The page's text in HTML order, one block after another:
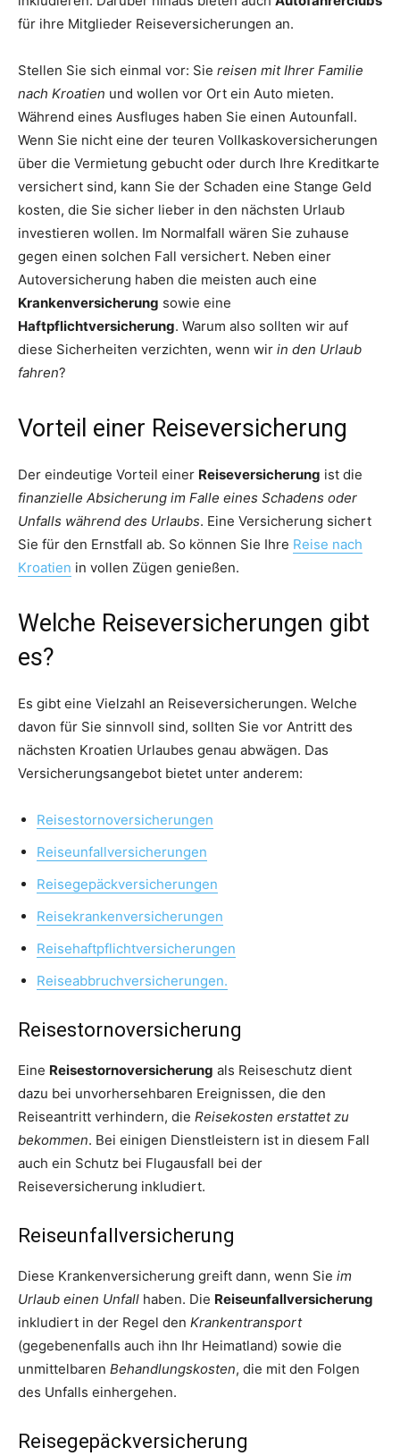
für ihre Mitglieder Reiseversicherungen an.
Stellen Sie sich einmal vor: Sie reisen mit Ihrer Familie
nach Kroatien und wollen vor Ort ein Auto mieten.
Während eines Ausfluges haben Sie einen Autounfall.
Wenn Sie nicht eine der teuren Vollkaskoversicherungen
über die Vermietung gebucht oder durch Ihre Kreditkarte
versichert sind, kann Sie der Schaden eine Stange Geld
kosten, die Sie sicher lieber in den nächsten Urlaub
investieren wollen. Im Normalfall wären Sie zuhause
gegen einen solchen Fall versichert. Neben einer
Autoversicherung haben die meisten auch eine
Krankenversicherung sowie eine
Haftpflichtversicherung. Warum also sollten wir auf
diese Sicherheiten verzichten, wenn wir in den Urlaub
fahren?
Vorteil einer Reiseversicherung
Der eindeutige Vorteil einer Reiseversicherung ist die
finanzielle Absicherung im Falle eines Schadens oder
Unfalls während des Urlaubs. Eine Versicherung sichert
Sie für den Ernstfall ab. So können Sie Ihre Reise nach
Kroatien in vollen Zügen genießen.
Welche Reiseversicherungen gibt
es?
Es gibt eine Vielzahl an Reiseversicherungen. Welche
davon für Sie sinnvoll sind, sollten Sie vor Antritt des
nächsten Kroatien Urlaubes genau abwägen. Das
Versicherungsangebot bietet unter anderem:
Reisestornoversicherungen
Reiseunfallversicherungen
Reisegepäckversicherungen
Reisekrankenversicherungen
Reisehaftpflichtversicherungen
Reiseabbruchversicherungen.
Reisestornoversicherung
Eine Reisestornoversicherung als Reiseschutz dient
dazu bei unvorhersehbaren Ereignissen, die den
Reiseantritt verhindern, die Reisekosten erstattet zu
bekommen. Bei einigen Dienstleistern ist in diesem Fall
auch ein Schutz bei Flugausfall bei der
Reiseversicherung inkludiert.
Reiseunfallversicherung
Diese Krankenversicherung greift dann, wenn Sie im
Urlaub einen Unfall haben. Die Reiseunfallversicherung
inkludiert in der Regel den Krankentransport
(gegebenenfalls auch ihn Ihr Heimatland) sowie die
unmittelbaren Behandlungskosten, die mit den Folgen
des Unfalls einhergehen.
Reisegepäckversicherung